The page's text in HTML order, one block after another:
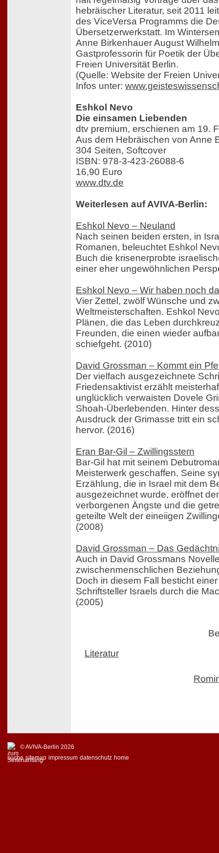
hebräischer Literatur, seit 2011
des ViceVersa Programms die
Übersetzerwerkstatt. Im
Anne Birkenhauer August
Gastprofessorin für Poetik der
Freien Universität Berlin.
(Quelle: Website der Freien
Infos unter:
Eshkol Nevo
Die einsamen Liebenden
dtv premium, erschienen am 19.
Aus dem Hebräischen von Anne
304 Seiten, Softcover
ISBN: 978-3-423-26088-6
16,90 Euro
www.dtv.de
Weiterlesen auf AVIVA-Berlin:
Eshkol Nevo – Neuland
Nach seinen beiden ersten, in
Romanen, beleuchtet Eshkol
Buch die krisenerprobte
einer eher ungewöhnlichen
Eshkol Nevo – Wir haben noch
Vier Zettel, zwölf Wünsche und
Weltmeisterschaften. Eshkol
Plänen, die das Leben
Freunden, die einen wieder
schiefgeht. (2010)
David Grossman – Kommt ein
Der vielfach ausgezeichnete
Friedensaktivist erzählt
unglücklich verwaisten Dovele
Shoah-Überlebenden. Hinter
Ausdruck der Grimasse tritt ein
hervor. (2016)
Eran Bar-Gil – Zwillingsstern
Bar-Gil hat mit seinem
Meisterwerk geschaffen. Seine
Erzählung, die in Israel mit dem
ausgezeichnet wurde, eröffnet
verborgenen Ängste und die
geteilte Welt der eineiigen
(2008)
David Grossman – Das
Auch in David Grossmans
zwischenmenschlichen
Doch in diesem Fall besticht
Schriftsteller Israels durch die
(2005)
Literatur
© AVIVA-Berlin 2026
suche sitemap impressum datenschutz home